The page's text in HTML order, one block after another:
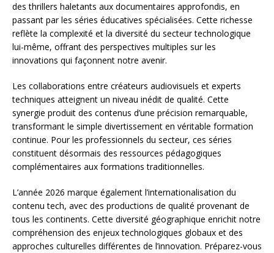
des thrillers haletants aux documentaires approfondis, en
passant par les séries éducatives spécialisées. Cette richesse
reflète la complexité et la diversité du secteur technologique
lui-même, offrant des perspectives multiples sur les
innovations qui façonnent notre avenir.
Les collaborations entre créateurs audiovisuels et experts
techniques atteignent un niveau inédit de qualité. Cette
synergie produit des contenus d’une précision remarquable,
transformant le simple divertissement en véritable formation
continue. Pour les professionnels du secteur, ces séries
constituent désormais des ressources pédagogiques
complémentaires aux formations traditionnelles.
L’année 2026 marque également l’internationalisation du
contenu tech, avec des productions de qualité provenant de
tous les continents. Cette diversité géographique enrichit notre
compréhension des enjeux technologiques globaux et des
approches culturelles différentes de l’innovation. Préparez-vous